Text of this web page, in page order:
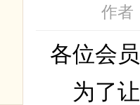
作
各位会
为了